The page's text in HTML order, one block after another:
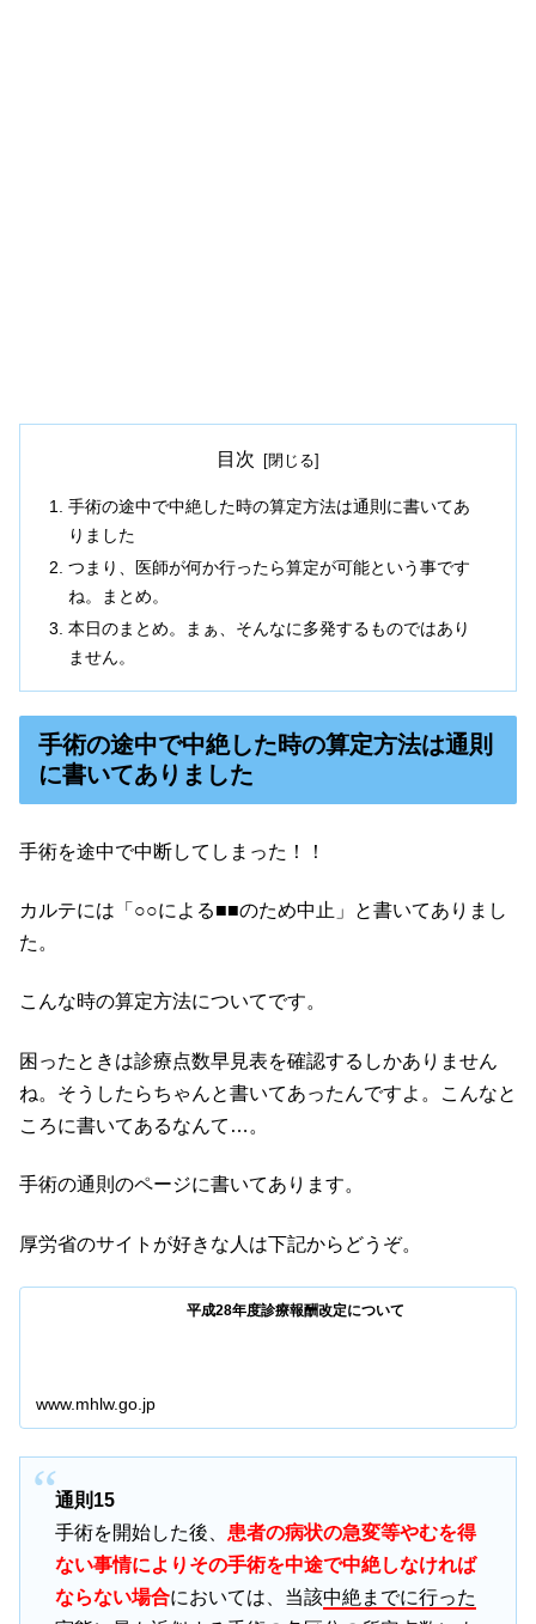
目次
手術の途中で中絶した時の算定方法は通則に書いてあ
りました
つまり、医師が何か行ったら算定が可能という事です
ね。まとめ。
本日のまとめ。まぁ、そんなに多発するものではあり
ません。
手術の途中で中絶した時の算定方法は通則
に書いてありました
手術を途中で中断してしまった！！
カルテには「○○による■■のため中止」と書いてありまし
た。
こんな時の算定方法についてです。
困ったときは診療点数早見表を確認するしかありません
ね。そうしたらちゃんと書いてあったんですよ。こんなと
ころに書いてあるなんて…。
手術の通則のページに書いてあります。
厚労省のサイトが好きな人は下記からどうぞ。
平成28年度診療報酬改定について
www.mhlw.go.jp
通則15
手術を開始した後、 患者の病状の急変等やむを得
ない事情によりその手術を中途で中絶しなければ
ならない場合においては、当該中絶までに行った